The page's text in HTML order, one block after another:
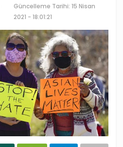
Güncelleme Tarihi: 15 Nisan
2021 - 18:01:21